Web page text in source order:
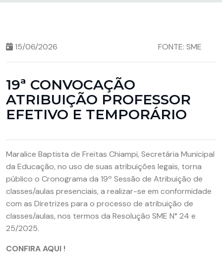
15/06/2026 FONTE: SME
19ª CONVOCAÇÃO
ATRIBUIÇÃO PROFESSOR
EFETIVO E TEMPORÁRIO
Maralice Baptista de Freitas Chiampi, Secretária Municipal
da Educação, no uso de suas atribuições legais, torna
público o Cronograma da 19º Sessão de Atribuição de
classes/aulas presenciais, a realizar-se em conformidade
com as Diretrizes para o processo de atribuição de
classes/aulas, nos termos da Resolução SME N° 24 e
25/2025.
CONFIRA AQUI !